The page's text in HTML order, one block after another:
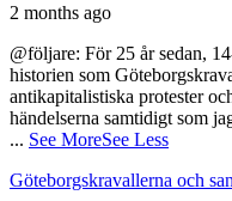
2 months ago
@följare: För 25 år sedan,
historien som
antikapitalistiska protester
händelserna samtidigt som
... See MoreSee Less
Göteborgskravallerna och